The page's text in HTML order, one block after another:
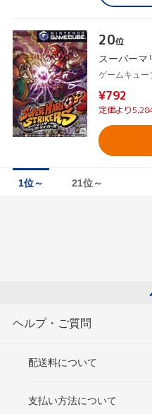
20位
スーパーマ
ゲームキュー
¥792
定価より
1位～ 21位～
ヘルプ・ご質問
配送料について
支払い方法について